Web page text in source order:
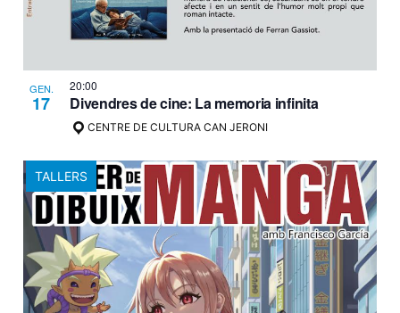
GEN.
17
20:00
Divendres de cine: La memoria infinita
CENTRE DE CULTURA CAN JERONI
TALLERS